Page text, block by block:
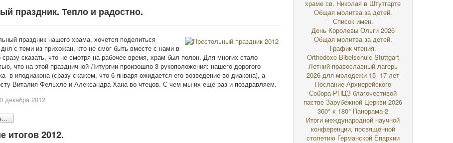
праздник. Тепло и радостно.
праздник нашего храма, хочется поделиться
с теми из прихожан, кто не смог быть вместе с нами в
сказать, что не смотря на рабочее время, храм был полон. Для многих стало
что на этой праздничной Литургии произошло 3 рукоположения: нашего дорогого
в иподиакона (сразу скажем, что 6 января ожидается его возведение во диакона), а
Виталия Фельхле и Александра Хана во чтецов. С чем мы их еще раз и поздравляем.
декабря 2012
итогов 2012.
храме св. Николая в Штутгарте
Общая молитва за детей.
Список имен.
День Королевы Ольги 2026
Общая молитва за детей.
График чтения.
Orthodoxe Bibelschule Stuttgart
Летний православный лагерь
2026 для молодежи 15 -17 лет
Послание Архиерейского
Собора РПЦЗ благочестивой
пастве Зарубежной Церкви 2026
360° x 180° Панорама-2
Итоги международной научной
конференции, посвящённой
столетию Германской Епархии